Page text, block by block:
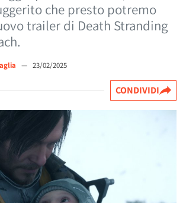
che presto potremo
trailer di Death Stranding
— 23/02/2025
CONDIVIDI